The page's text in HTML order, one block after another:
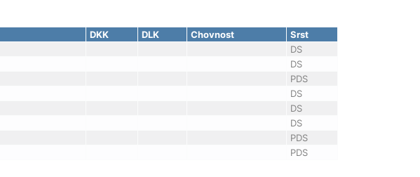
DKK DLK Chovnost
Srst
DS
DS
PDS
DS
DS
DS
PDS
PDS